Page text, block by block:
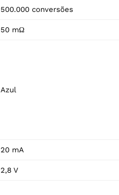
500.000 conversões
50 mΩ
Azul
20 mA
2,8 V